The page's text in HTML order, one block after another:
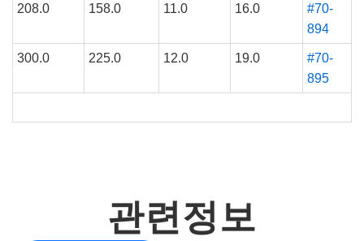
208.0 158.0 11.0 16.0
#70-
894
300.0 225.0 12.0 19.0
#70-
895
관련정보